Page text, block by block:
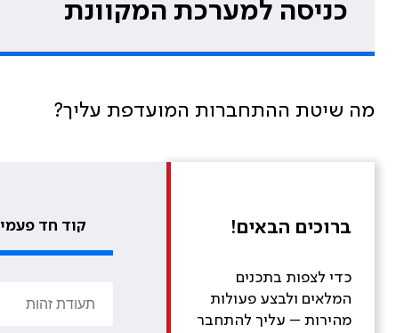
כניסה למערכת המקוונת
מה שיטת ההתחברות המועדפת עליך?
ברוכים הבאים!
כדי לצפות בתכנים
המלאים ולבצע פעולות
מהירות – עליך להתחבר
קוד חד פעמי